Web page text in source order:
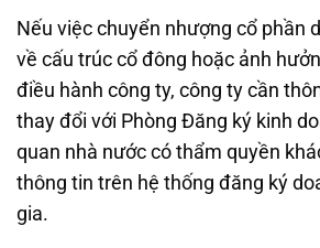
Nếu việc chuyển nhượng cổ phần
về cấu trúc cổ đông hoặc ảnh
điều hành công ty, công ty cần
thay đổi với Phòng Đăng ký kinh
quan nhà nước có thẩm quyền
thông tin trên hệ thống đăng ký
gia.